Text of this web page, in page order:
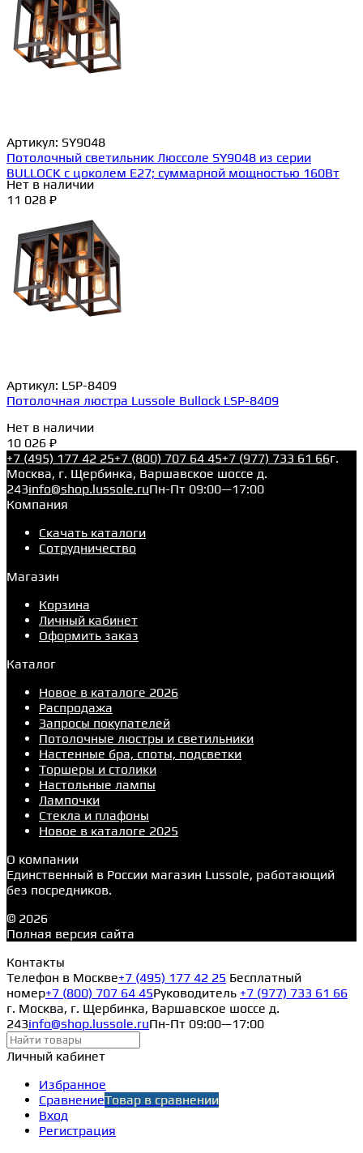
Артикул: SY9048
Потолочный светильник Люссоле SY9048 из серии
BULLOCK с цоколем E27; суммарной мощностью 160Вт
Нет в наличии
11 028 ₽
Артикул: LSP-8409
Потолочная люстра Lussole Bullock LSP-8409
Нет в наличии
10 026 ₽
+7 (495) 177 42 25+7 (800) 707 64 45+7 (977) 733 61 66г.
Москва, г. Щербинка, Варшавское шоссе д.
243info@shop.lussole.ruПн-Пт 09:00—17:00
Компания
Скачать каталоги
Сотрудничество
Магазин
Корзина
Личный кабинет
Оформить заказ
Каталог
Новое в каталоге 2026
Распродажа
Запросы покупателей
Потолочные люстры и светильники
Настенные бра, споты, подсветки
Торшеры и столики
Настольные лампы
Лампочки
Стекла и плафоны
Новое в каталоге 2025
О компании
Единственный в России магазин Lussole, работающий
без посредников.
© 2026
Полная версия сайта
Контакты
Телефон в Москве+7 (495) 177 42 25 Бесплатный
номер+7 (800) 707 64 45Руководитель +7 (977) 733 61 66
г. Москва, г. Щербинка, Варшавское шоссе д.
243info@shop.lussole.ruПн-Пт 09:00—17:00
Личный кабинет
Избранное
СравнениеТовар в сравнении
Вход
Регистрация